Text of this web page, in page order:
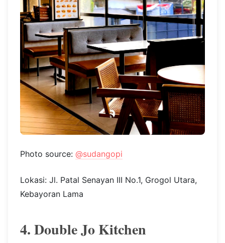
Photo source: @sudangopi
Lokasi: Jl. Patal Senayan III No.1, Grogol Utara,
Kebayoran Lama
4. Double Jo Kitchen